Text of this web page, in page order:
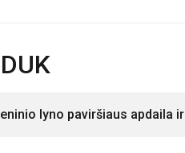
lyno paviršiaus apdaila